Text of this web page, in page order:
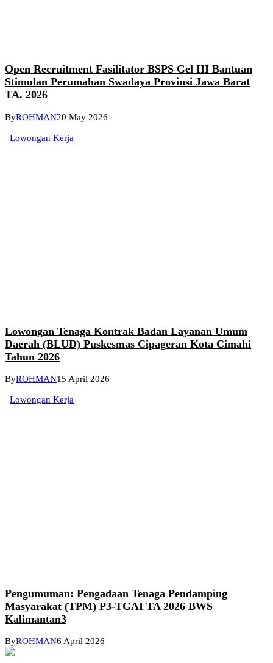
Open Recruitment Fasilitator BSPS Gel III Bantuan
Stimulan Perumahan Swadaya Provinsi Jawa Barat
TA. 2026
ByROHMAN20 May 2026
Lowongan Kerja
Lowongan Tenaga Kontrak Badan Layanan Umum
Daerah (BLUD) Puskesmas Cipageran Kota Cimahi
Tahun 2026
ByROHMAN15 April 2026
Lowongan Kerja
Pengumuman: Pengadaan Tenaga Pendamping
Masyarakat (TPM) P3-TGAI TA 2026 BWS
Kalimantan3
ByROHMAN6 April 2026